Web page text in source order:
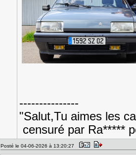
---------------
"Salut,Tu aimes les
censuré par Ra*****
Posté le 04-06-2026 à 13:20:27